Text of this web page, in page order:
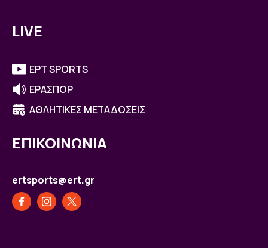
LIVE
ΕΡΤ SPORTS
ΕΡΑΣΠΟΡ
ΑΘΛΗΤΙΚΕΣ ΜΕΤΑΔΟΣΕΙΣ
ΕΠΙΚΟΙΝΩΝΙΑ
ertsports@ert.gr